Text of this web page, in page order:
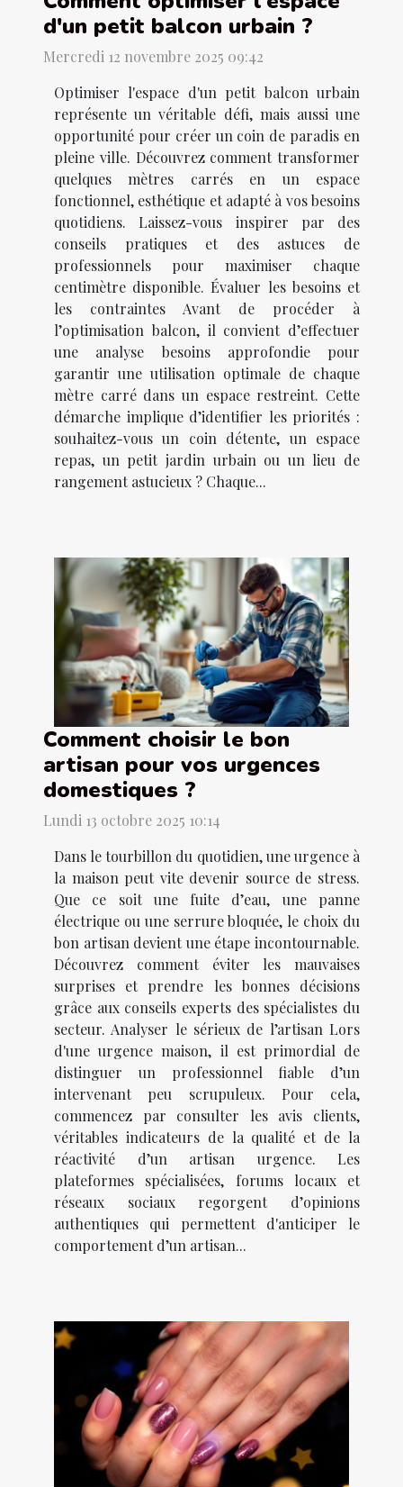
d'un petit balcon urbain ?
Mercredi 12 novembre 2025 09:42
Optimiser l'espace d'un petit balcon urbain
représente un véritable défi, mais aussi une
opportunité pour créer un coin de paradis en
pleine ville. Découvrez comment transformer
quelques mètres carrés en un espace
fonctionnel, esthétique et adapté à vos besoins
quotidiens. Laissez-vous inspirer par des
conseils pratiques et des astuces de
professionnels pour maximiser chaque
centimètre disponible. Évaluer les besoins et
les contraintes Avant de procéder à
l’optimisation balcon, il convient d’effectuer
une analyse besoins approfondie pour
garantir une utilisation optimale de chaque
mètre carré dans un espace restreint. Cette
démarche implique d’identifier les priorités :
souhaitez-vous un coin détente, un espace
repas, un petit jardin urbain ou un lieu de
rangement astucieux ? Chaque...
Comment choisir le bon
artisan pour vos urgences
domestiques ?
Lundi 13 octobre 2025 10:14
Dans le tourbillon du quotidien, une urgence à
la maison peut vite devenir source de stress.
Que ce soit une fuite d’eau, une panne
électrique ou une serrure bloquée, le choix du
bon artisan devient une étape incontournable.
Découvrez comment éviter les mauvaises
surprises et prendre les bonnes décisions
grâce aux conseils experts des spécialistes du
secteur. Analyser le sérieux de l’artisan Lors
d'une urgence maison, il est primordial de
distinguer un professionnel fiable d’un
intervenant peu scrupuleux. Pour cela,
commencez par consulter les avis clients,
véritables indicateurs de la qualité et de la
réactivité d’un artisan urgence. Les
plateformes spécialisées, forums locaux et
réseaux sociaux regorgent d’opinions
authentiques qui permettent d'anticiper le
comportement d’un artisan...